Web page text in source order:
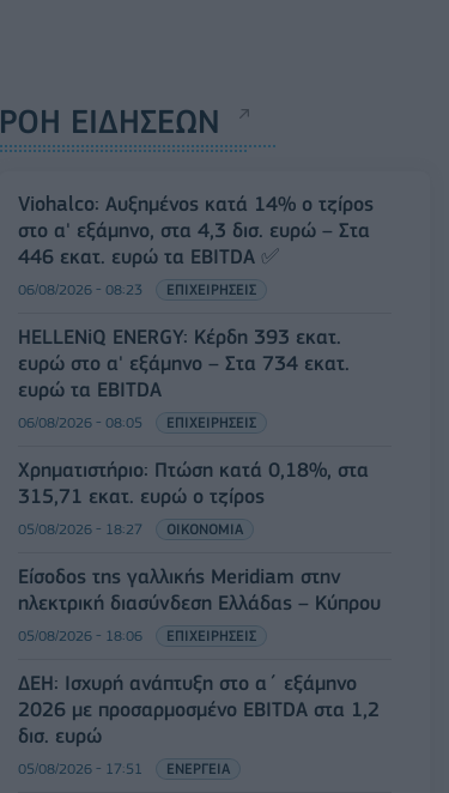
ΡΟΗ ΕΙΔΗΣΕΩΝ
Viohalco: Αυξημένος κατά 14% ο τζίρος
στο α' εξάμηνο, στα 4,3 δισ. ευρώ – Στα
446 εκατ. ευρώ τα EBITDA ✅
06/08/2026 - 08:23 ΕΠΙΧΕΙΡΗΣΕΙΣ
HELLENiQ ENERGY: Κέρδη 393 εκατ.
ευρώ στο α' εξάμηνο – Στα 734 εκατ.
ευρώ τα EBITDA
06/08/2026 - 08:05 ΕΠΙΧΕΙΡΗΣΕΙΣ
Χρηματιστήριο: Πτώση κατά 0,18%, στα
315,71 εκατ. ευρώ ο τζίρος
05/08/2026 - 18:27 ΟΙΚΟΝΟΜΙΑ
Είσοδος της γαλλικής Meridiam στην
ηλεκτρική διασύνδεση Ελλάδας – Κύπρου
05/08/2026 - 18:06 ΕΠΙΧΕΙΡΗΣΕΙΣ
ΔΕΗ: Ισχυρή ανάπτυξη στο α΄ εξάμηνο
2026 με προσαρμοσμένο EBITDA στα 1,2
δισ. ευρώ
05/08/2026 - 17:51 ΕΝΕΡΓΕΙΑ